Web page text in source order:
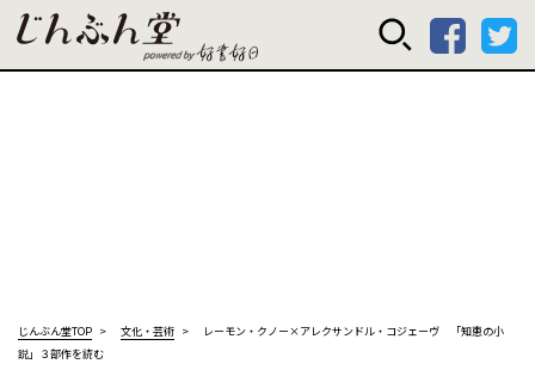
じんぶん堂
じんぶん堂TOP 文化・芸術
レーモン・クノー×アレクサンドル・コジェーヴ 「知恵の小
説」３部作を読む